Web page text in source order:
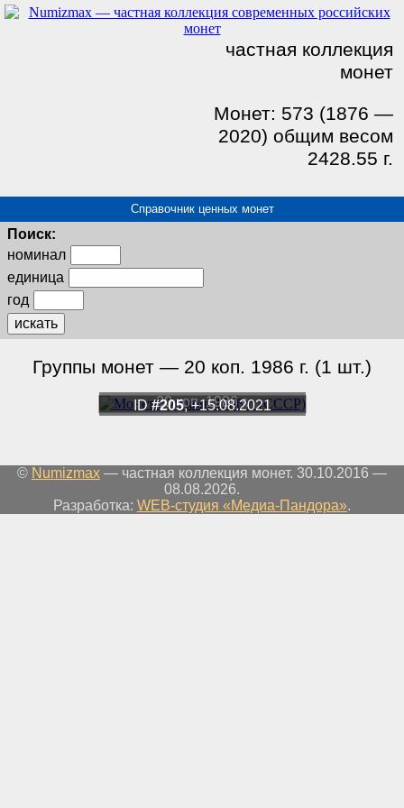
частная коллекция
монет
Монет: 573 (1876 —
2020) общим весом
2428.55 г.
Справочник ценных монет
Поиск:
номинал
единица
год
искать
Группы монет — 20 коп. 1986 г. (1 шт.)
20 коп. 1986 г.
ID#205, +15.08.2021
© Numizmax — частная коллекция монет. 30.10.2016 —
08.08.2026.
Разработка: WEB-студия «Медиа-Пандора».